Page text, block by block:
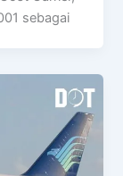
sebagai